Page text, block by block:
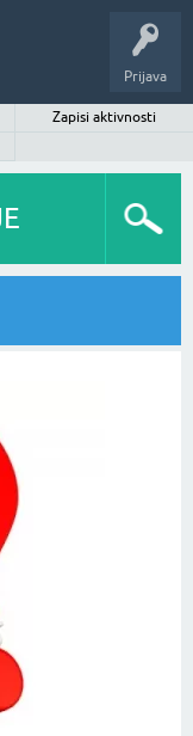
Prijava
Zapisi aktivnosti